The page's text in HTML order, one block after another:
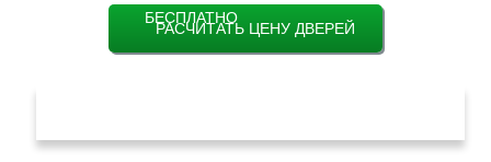
БЕСПЛАТНО
РАСЧИТАТЬ ЦЕНУ ДВЕРЕЙ